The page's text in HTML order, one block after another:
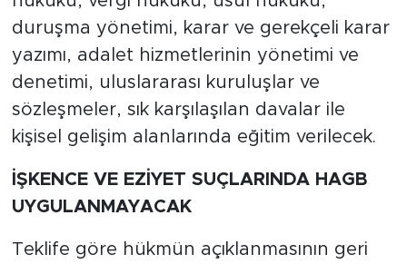
duruşma yönetimi, karar ve gerekçeli karar
yazımı, adalet hizmetlerinin yönetimi ve
denetimi, uluslararası kuruluşlar ve
sözleşmeler, sık karşılaşılan davalar ile
kişisel gelişim alanlarında eğitim verilecek.
İŞKENCE VE EZİYET SUÇLARINDA HAGB
UYGULANMAYACAK
Teklife göre hükmün açıklanmasının geri